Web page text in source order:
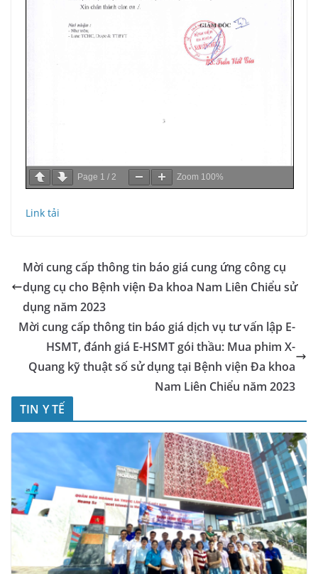
Page 1 / 2 Zoom 100%
Link tải
Mời cung cấp thông tin báo giá cung ứng công cụ
dụng cụ cho Bệnh viện Đa khoa Nam Liên Chiểu sử
dụng năm 2023
Mời cung cấp thông tin báo giá dịch vụ tư vấn lập E-
HSMT, đánh giá E-HSMT gói thầu: Mua phim X-
Quang kỹ thuật số sử dụng tại Bệnh viện Đa khoa
Nam Liên Chiểu năm 2023
TIN Y TẾ